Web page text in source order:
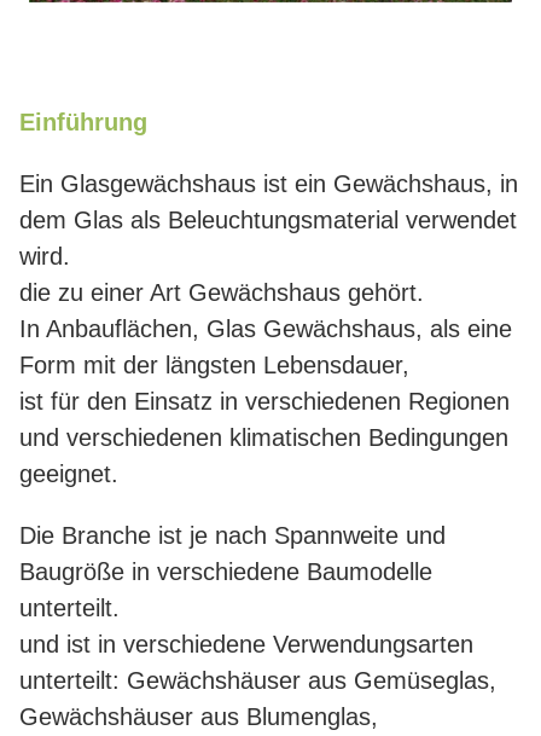
Einführung
Ein Glasgewächshaus ist ein Gewächshaus, in
dem Glas als Beleuchtungsmaterial verwendet
wird.
die zu einer Art Gewächshaus gehört.
In Anbauflächen, Glas Gewächshaus, als eine
Form mit der längsten Lebensdauer,
ist für den Einsatz in verschiedenen Regionen
und verschiedenen klimatischen Bedingungen
geeignet.
Die Branche ist je nach Spannweite und
Baugröße in verschiedene Baumodelle
unterteilt.
und ist in verschiedene Verwendungsarten
unterteilt: Gewächshäuser aus Gemüseglas,
Gewächshäuser aus Blumenglas,